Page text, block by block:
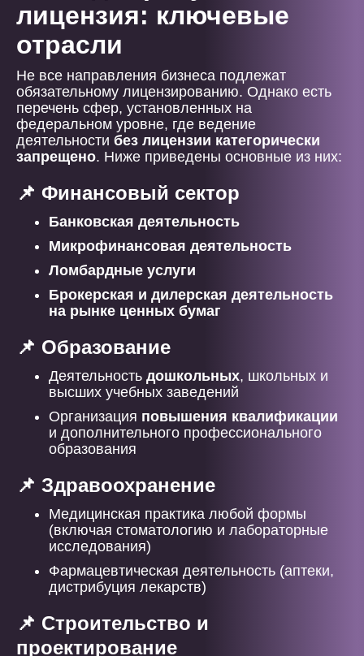
лицензия: ключевые
отрасли
Не все направления бизнеса подлежат
обязательному лицензированию. Однако есть
перечень сфер, установленных на
федеральном уровне, где ведение
деятельности без лицензии категорически
запрещено. Ниже приведены основные из них:
📌 Финансовый сектор
Банковская деятельность
Микрофинансовая деятельность
Ломбардные услуги
Брокерская и дилерская деятельность
на рынке ценных бумаг
📌 Образование
Деятельность дошкольных, школьных и
высших учебных заведений
Организация повышения квалификации
и дополнительного профессионального
образования
📌 Здравоохранение
Медицинская практика любой формы
(включая стоматологию и лабораторные
исследования)
Фармацевтическая деятельность (аптеки,
дистрибуция лекарств)
📌 Строительство и
проектирование